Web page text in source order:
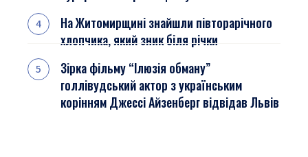
На Житомирщині знайшли півторарічного
хлопчика, який зник біля річки
Зірка фільму “Ілюзія обману”
голлівудський актор з українським
корінням Джессі Айзенберг відвідав Львів